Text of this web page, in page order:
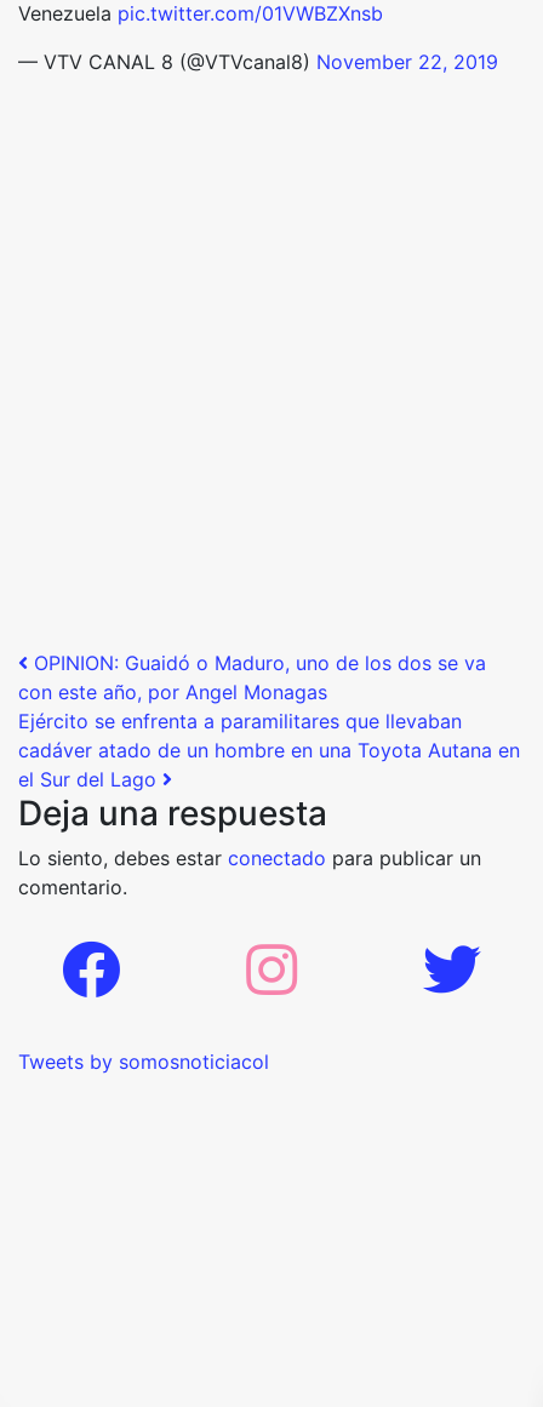
Venezuela pic.twitter.com/01VWBZXnsb
— VTV CANAL 8 (@VTVcanal8) November 22, 2019
Post navigation
OPINION: Guaidó o Maduro, uno de los dos se va
con este año, por Angel Monagas
Ejército se enfrenta a paramilitares que llevaban
cadáver atado de un hombre en una Toyota Autana en
el Sur del Lago
Deja una respuesta
Lo siento, debes estar conectado para publicar un
comentario.
Tweets by somosnoticiacol